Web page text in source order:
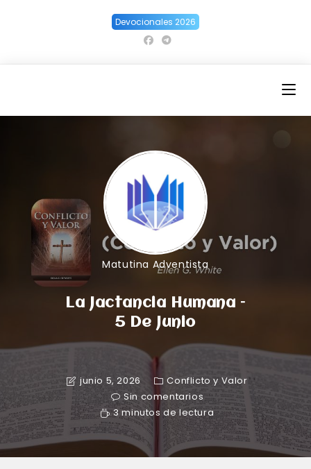
Devocionales 2026
Matutina Adventista
La Jactancia Humana –
5 De Junio
junio 5, 2026
Conflicto y Valor
Sin comentarios
3 minutos de lectura